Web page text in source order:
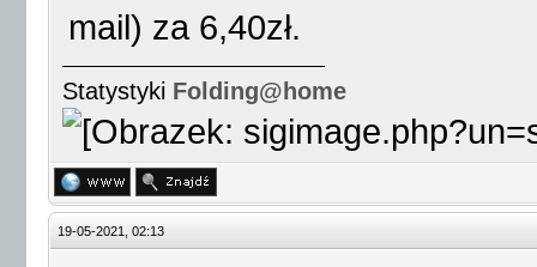
mail) za 6,40zł.
Statystyki Folding@home
19-05-2021, 02:13